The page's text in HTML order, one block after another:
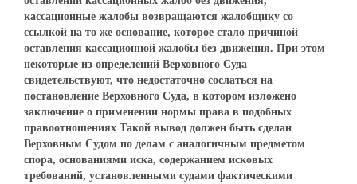
кассационные жалобы возвращаются жалобщику со
ссылкой на то же основание, которое стало причиной
оставления кассационной жалобы без движения. При этом
некоторые из определений Верховного Суда
свидетельствуют, что недостаточно сослаться на
постановление Верховного Суда, в котором изложено
заключение о применении нормы права в подобных
правоотношениях Такой вывод должен быть сделан
Верховным Судом по делам с аналогичным предметом
спора, основаниями иска, содержанием исковых
требований, установленными судами фактическими